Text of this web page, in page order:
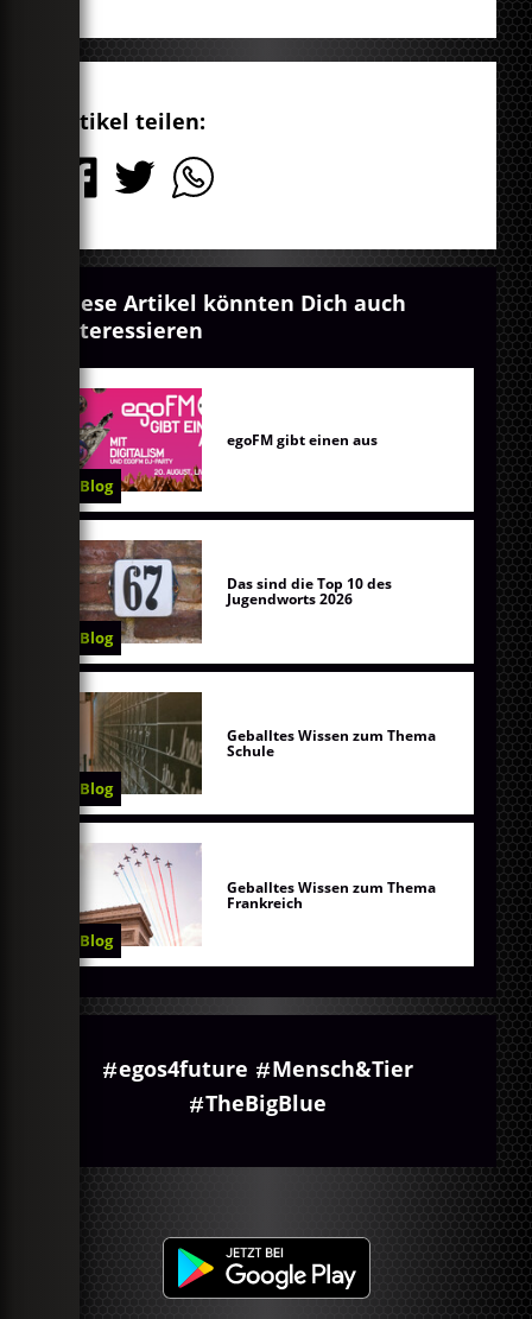
Artikel teilen:
Diese Artikel könnten Dich auch
interessieren
Blog
egoFM gibt einen aus
Blog
Das sind die Top 10 des
Jugendworts 2026
Blog
Geballtes Wissen zum Thema
Schule
Blog
Geballtes Wissen zum Thema
Frankreich
egos4future
Mensch&Tier
TheBigBlue